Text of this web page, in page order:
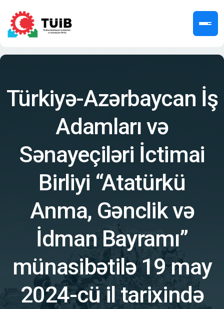
Türkiyə-Azərbaycan İş
Adamları və
Sənayeçiləri İctimai
Birliyi “Atatürkü
Anma, Gənclik və
İdman Bayramı”
münasibətilə 19 may
2024-cü il tarixində